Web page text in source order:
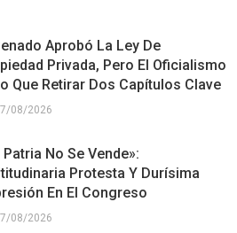
Aprobó La Ley De
Privada, Pero El Oficialismo
Que Retirar Dos Capítulos Clave
08/2026
Patria No Se Vende»:
Protesta Y Durísima
En El Congreso
08/2026